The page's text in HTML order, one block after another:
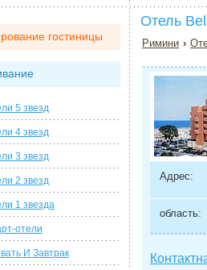
Отель
Римини ›
Адрес:
область:
гостиницы
5 звезд
4 звезд
3 звезд
2 звезд
1 звезда
отели
И Завтрак